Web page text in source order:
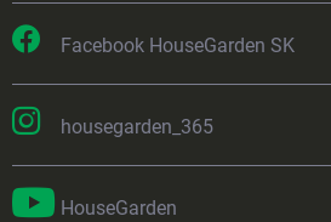
Facebook HouseGarden SK
housegarden_365
HouseGarden